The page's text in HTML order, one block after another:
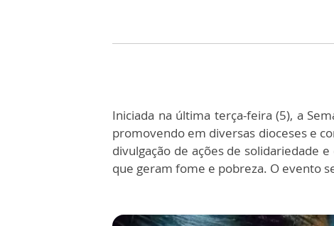
Iniciada na última terça-feira (5), a
promovendo em diversas dioceses e
divulgação de ações de solidariedade
que geram fome e pobreza. O evento